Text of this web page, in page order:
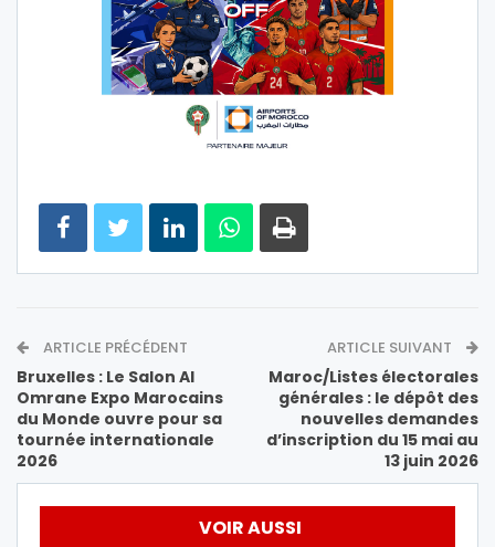
ARTICLE PRÉCÉDENT
Bruxelles : Le Salon Al
Omrane Expo Marocains
du Monde ouvre pour sa
tournée internationale
2026
ARTICLE SUIVANT
Maroc/Listes électorales
générales : le dépôt des
nouvelles demandes
d’inscription du 15 mai au
13 juin 2026
VOIR AUSSI